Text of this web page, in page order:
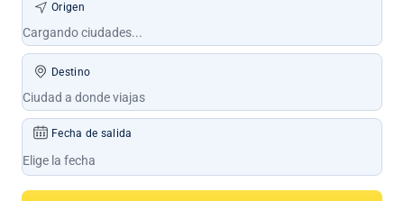
Origen
Destino
Fecha de salida